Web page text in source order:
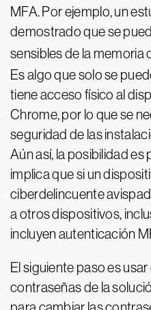
MFA. Por ejemplo, un
demostrado que se
sensibles de la memoria
Es algo que solo se
tiene acceso físico al
Chrome, por lo que se
seguridad de las
Aún así, la posibilidad
implica que si un
ciberdelincuente
a otros dispositivos,
incluyen autenticación
El siguiente paso es
contraseñas de la